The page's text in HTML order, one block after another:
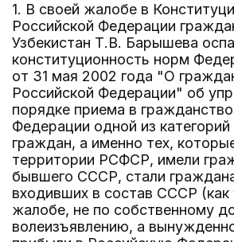
1. В своей жалобе в
Российской Федерации
Узбекистан Т.В. Барышева
конституционность норм
от 31 мая 2002 года "О
Российской Федерации" об
порядке приема в
Федерации одной из
граждан, а именно тех,
территории РСФСР, имели
бывшего СССР, стали
входивших в состав СССР (как
жалобе, не по собственному
волеизъявлению, а